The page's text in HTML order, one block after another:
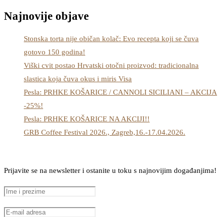
Najnovije objave
Stonska torta nije običan kolač: Evo recepta koji se čuva
gotovo 150 godina!
Viški cvit postao Hrvatski otočni proizvod: tradicionalna
slastica koja čuva okus i miris Visa
Pesla: PRHKE KOŠARICE / CANNOLI SICILIANI – AKCIJA
-25%!
Pesla: PRHKE KOŠARICE NA AKCIJI!!
GRB Coffee Festival 2026., Zagreb,16.-17.04.2026.
Prijavite se na newsletter i ostanite u toku s najnovijim događanjima!